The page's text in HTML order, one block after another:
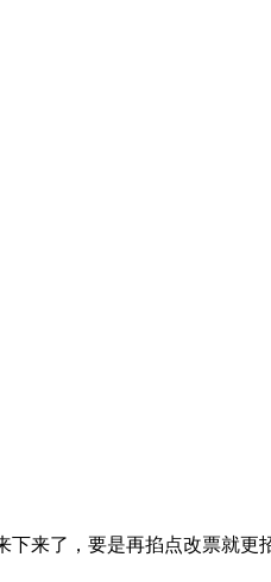
来了，要是再掐点改票就更